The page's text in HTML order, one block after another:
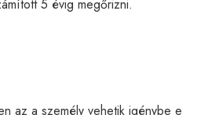
5 évig megőrizni.
az a személy vehetik igénybe e